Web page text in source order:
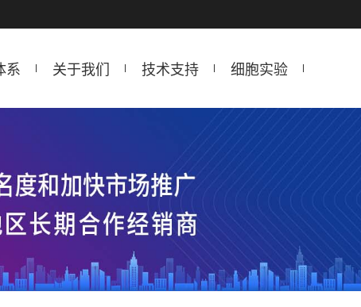
系 关于我们 技术支持 细胞实验